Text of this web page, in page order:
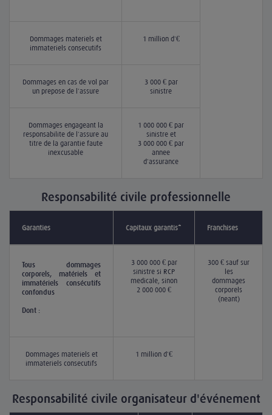
Dommages matériels et
immatériels consécutifs
1 million d'€
Dommages en cas de vol par
un préposé de l'assuré
3 000 € par
sinistre
Dommages engageant la
responsabilité de l'assuré au
titre de la garantie faute
inexcusable
1 000 000 € par
sinistre et
3 000 000 € par
année
d'assurance
Responsabilité civile professionnelle
Garanties Capitaux garantis* Franchises
Tous dommages
corporels, matériels et
immatériels consécutifs
confondus
Dont :
3 000 000 € par
sinistre si RCP
médicale, sinon
2 000 000 €
300 € sauf sur
les
dommages
corporels
(néant)
Dommages matériels et
immatériels consécutifs
1 million d'€
Responsabilité civile organisateur d'événement